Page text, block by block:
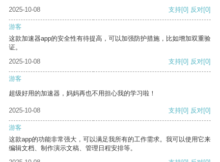
2025-10-08
支持[0] 反对[0]
游客
这款加速器app的安全性有待提高，可以加强防护措施，比如增加双重验
证。
2025-10-08
支持[0] 反对[0]
游客
超级好用的加速器，妈妈再也不用担心我的学习啦！
2025-10-08 支持[0] 反对[0]
游客
这款app的功能非常强大，可以满足我所有的工作需求。我可以使用它来
编辑文档、制作演示文稿、管理日程安排等。